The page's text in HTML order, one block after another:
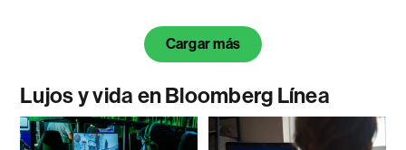
Cargar más
Lujos y vida en Bloomberg Línea